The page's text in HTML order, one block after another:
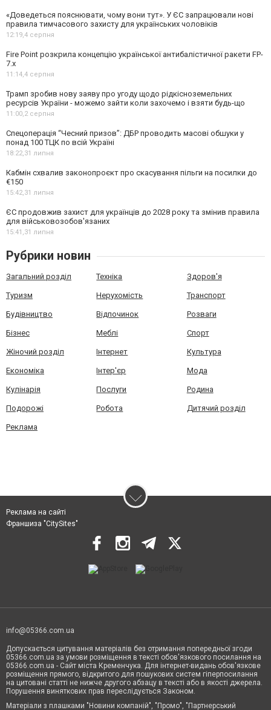
«Доведеться пояснювати, чому вони тут». У ЄС запрацювали нові
правила тимчасового захисту для українських чоловіків
12:19,4 серпня
Fire Point розкрила концепцію української антибалістичної ракети FP-
7.x
11:14,4 серпня
Трамп зробив нову заяву про угоду щодо рідкісноземельних
ресурсів України - можемо зайти коли захочемо і взяти будь-що
11:00,2 серпня
Спецоперація “Чесний призов”: ДБР проводить масові обшуки у
понад 100 ТЦК по всій Україні
18:22,31 липня
Кабмін схвалив законопроєкт про скасування пільги на посилки до
€150
15:42,31 липня
ЄС продовжив захист для українців до 2028 року та змінив правила
для військовозобов'язаних
15:41,31 липня
Рубрики новин
Загальний розділ Техніка Здоров'я
Туризм Нерухомість Транспорт
Будівництво Відпочинок Розваги
Бізнес Меблі Спорт
Жіночий розділ Інтернет Культура
Економіка Інтер'єр Мода
Кулінарія Послуги Родина
Подорожі Робота Дитячий розділ
Реклама
Реклама на сайті
Франшиза "CitySites"
info@05366.com.ua
Допускається цитування матеріалів без отримання попередньої згоди
05366.com.ua за умови розміщення в тексті обов'язкового посилання на
05366.com.ua - Сайт міста Кременчука. Для інтернет-видань обов'язкове
розміщення прямого, відкритого для пошукових систем гіперпосилання
на цитовані статті не нижче другого абзацу в тексті або в якості джерела.
Порушення виняткових прав переслідується Законом.
Матеріали з плашками "Новини компаній", "Промо", "Партнерський